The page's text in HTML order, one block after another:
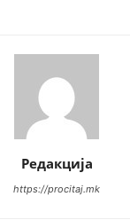
Редакција
https://procitaj.mk